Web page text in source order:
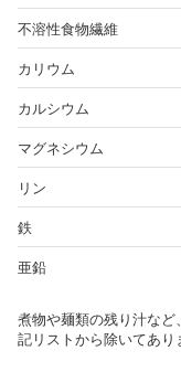
不溶性食物繊維
カリウム
カルシウム
マグネシウム
リン
鉄
亜鉛
煮物や麺類の残り汁な
記リストから除いてあり